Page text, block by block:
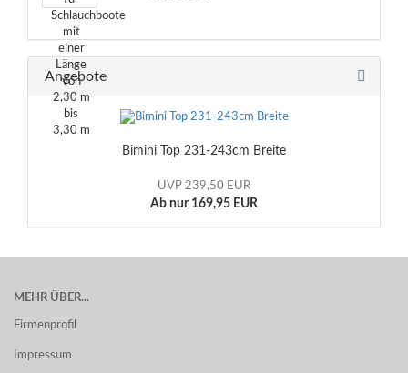
Angebote
Bimini Top 231-243cm Breite
UVP 239,50 EUR
Ab nur 169,95 EUR
MEHR ÜBER...
Firmenprofil
Impressum